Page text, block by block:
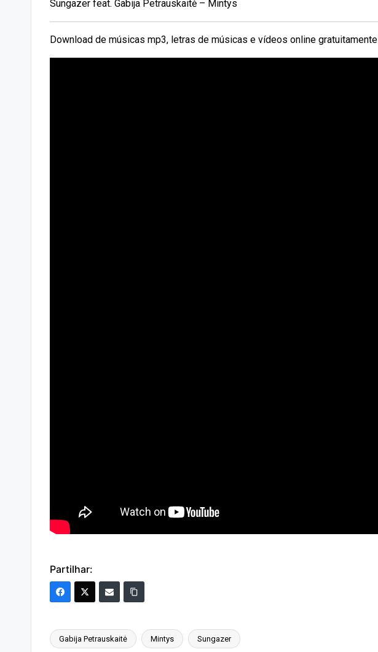
Sungazer feat. Gabija Petrauskaitė – Mintys
Download de músicas mp3, letras de músicas e vídeos online gratuitamente
Partilhar:
Tags:
Gabija Petrauskaitė Mintys Sungazer